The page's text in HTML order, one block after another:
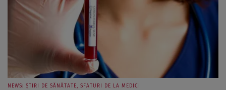
NEWS: ȘTIRI DE SĂNĂTATE, SFATURI DE LA MEDICI